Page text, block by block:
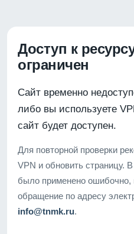
Доступ к
ограничен
Сайт временно
либо вы используете
сайт будет доступен.
Для повторной проверки
VPN и обновить страницу.
было применено ошибочно,
обращение по адресу
info@tnmk.ru.